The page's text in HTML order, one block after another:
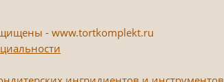
- www.tortkomplekt.ru